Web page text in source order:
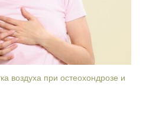
воздуха при остеохондрозе и